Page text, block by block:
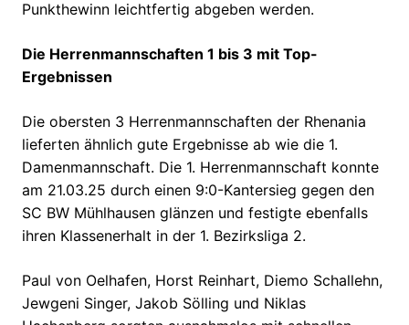
Punkthewinn leichtfertig abgeben werden.
Die Herrenmannschaften 1 bis 3 mit Top-
Ergebnissen
Die obersten 3 Herrenmannschaften der Rhenania
lieferten ähnlich gute Ergebnisse ab wie die 1.
Damenmannschaft. Die 1. Herrenmannschaft konnte
am 21.03.25 durch einen 9:0-Kantersieg gegen den
SC BW Mühlhausen glänzen und festigte ebenfalls
ihren Klassenerhalt in der 1. Bezirksliga 2.
Paul von Oelhafen, Horst Reinhart, Diemo Schallehn,
Jewgeni Singer, Jakob Sölling und Niklas